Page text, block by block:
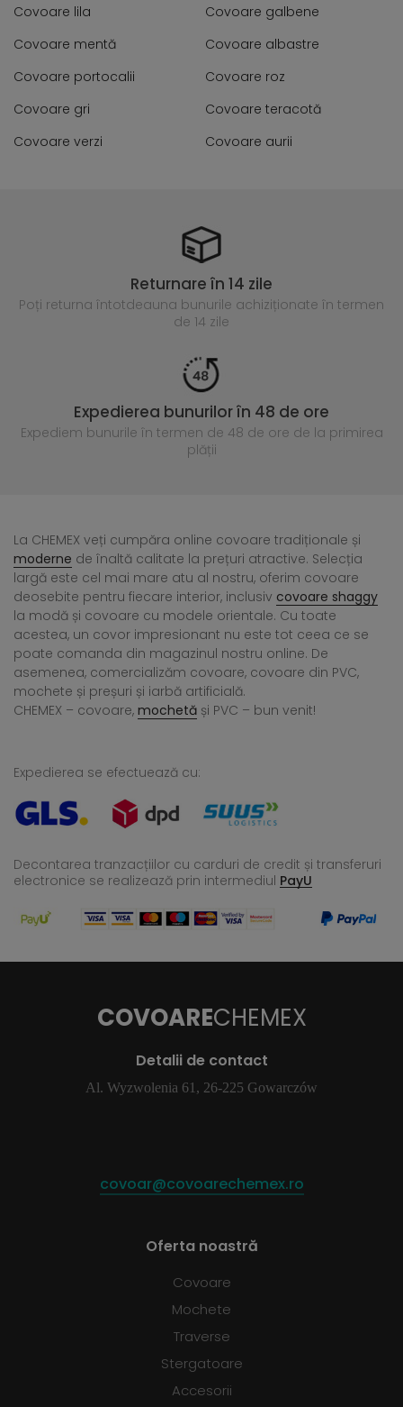
Covoare lila
Covoare galbene
Covoare mentă
Covoare albastre
Covoare portocalii
Covoare roz
Covoare gri
Covoare teracotă
Covoare verzi
Covoare aurii
Returnare în 14 zile
Poți returna întotdeauna bunurile achiziționate în termen
de 14 zile
Expedierea bunurilor în 48 de ore
Expediem bunurile în termen de 48 de ore de la primirea
plății
La CHEMEX veți cumpăra online covoare tradiționale și
moderne de înaltă calitate la prețuri atractive. Selecția
largă este cel mai mare atu al nostru, oferim covoare
deosebite pentru fiecare interior, inclusiv covoare shaggy
la modă și covoare cu modele orientale. Cu toate
acestea, un covor impresionant nu este tot ceea ce se
poate comanda din magazinul nostru online. De
asemenea, comercializăm covoare, covoare din PVC,
mochete și preșuri și iarbă artificială.
CHEMEX – covoare, mochetă și PVC – bun venit!
Expedierea se efectuează cu:
Decontarea tranzacțiilor cu carduri de credit și transferuri
electronice se realizează prin intermediul PayU
COVOARECHEMEX
Detalii de contact
Al. Wyzwolenia 61, 26-225 Gowarczów
covoar@covoarechemex.ro
Oferta noastră
Covoare
Mochete
Traverse
Stergatoare
Accesorii